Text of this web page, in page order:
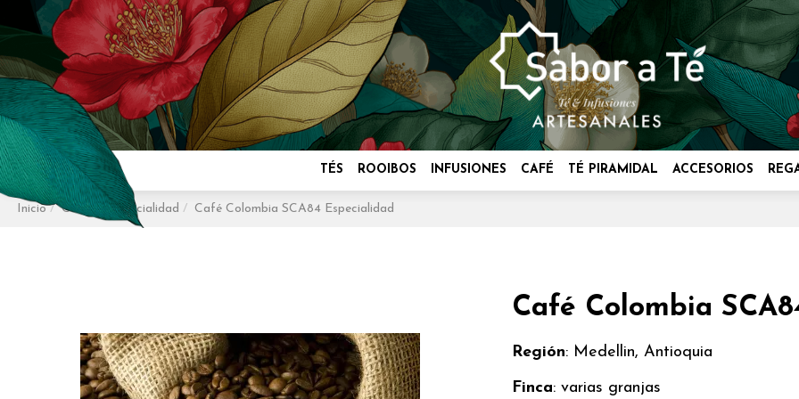
TÉS ROOIBOS INFUSIONES CAFÉ TÉ PIRAMIDAL ACCESORIOS
Inicio Café de Especialidad Café Colombia SCA84 Especialidad
Café Colombia
Región: Medellin, Antioquia
Finca: varias granjas